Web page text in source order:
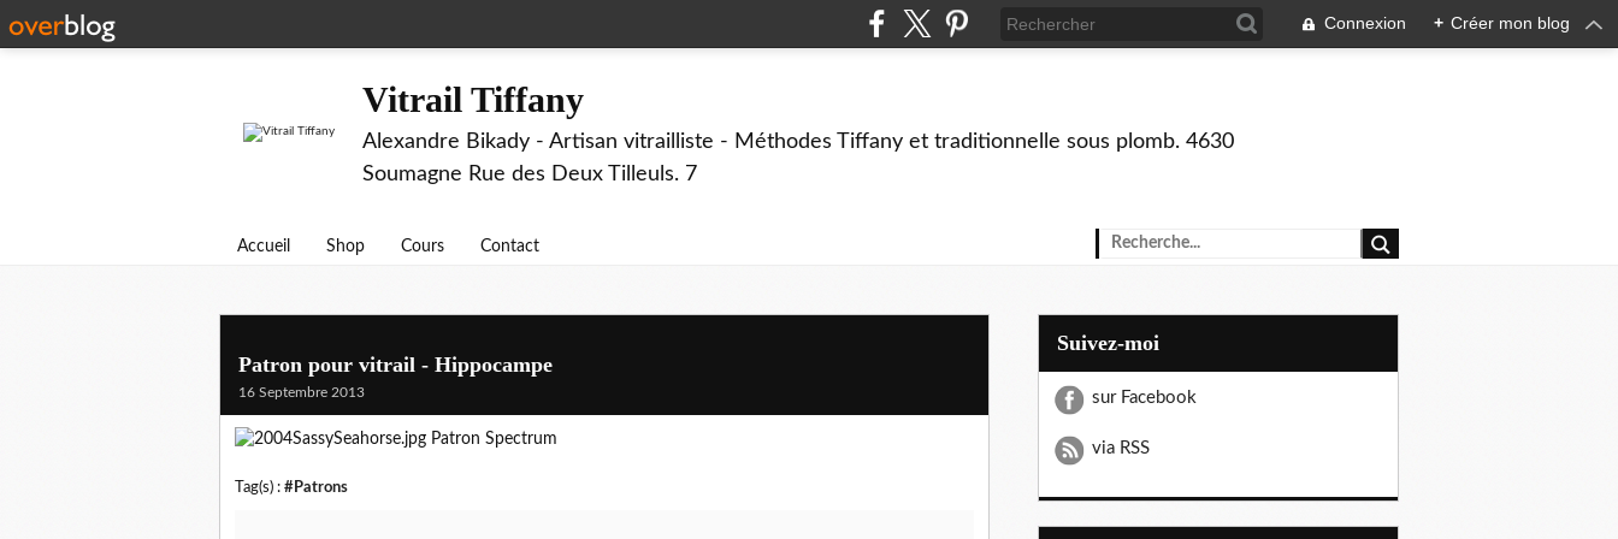
Connexion + Créer mon blog
Vitrail Tiffany
Alexandre Bikady - Artisan vitrailliste - Méthodes Tiffany et traditionnelle sous plomb. 4630
Soumagne Rue des Deux Tilleuls. 7
Accueil Shop Cours Contact
Patron pour vitrail - Hippocampe
16 Septembre 2013
Patron Spectrum
Tag(s) : #Patrons
Suivez-moi
sur Facebook
via RSS